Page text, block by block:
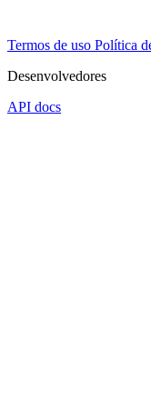
Termos de uso Política
Desenvolvedores
API docs